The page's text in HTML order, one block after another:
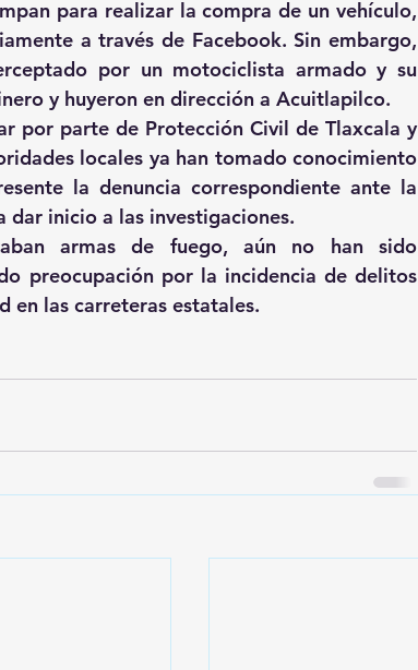
para realizar la compra de un vehículo,
a través de Facebook. Sin embargo,
por un motociclista armado y su
y huyeron en dirección a Acuitlapilco.
por parte de Protección Civil de Tlaxcala y
locales ya han tomado conocimiento
la denuncia correspondiente ante la
dar inicio a las investigaciones.
armas de fuego, aún no han sido
preocupación por la incidencia de delitos
en las carreteras estatales.